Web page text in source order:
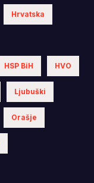
Hrvatska
HSP BiH HVO
Ljubuški
Orašje